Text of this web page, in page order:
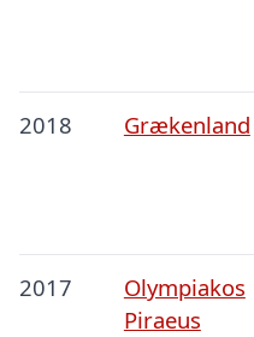
2018 Grækenland
2017
Olympiakos
Piraeus